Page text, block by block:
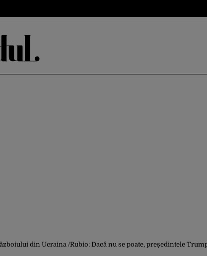
Ucraina /Rubio: Dacă nu se poate, președintele Trump va spune: „Am